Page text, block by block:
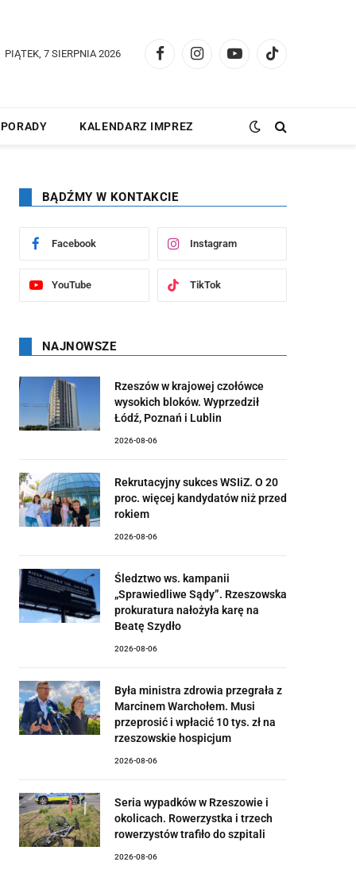
PIĄTEK, 7 SIERPNIA 2026
FacebookInstagramYouTubeTikTok
PORADY KALENDARZ IMPREZ
BĄDŹMY W KONTAKCIE
Facebook Instagram
YouTube TikTok
NAJNOWSZE
Rzeszów w krajowej czołówce
wysokich bloków. Wyprzedził
Łódź, Poznań i Lublin
2026-08-06
Rekrutacyjny sukces WSIiZ. O 20
proc. więcej kandydatów niż przed
rokiem
2026-08-06
Śledztwo ws. kampanii
„Sprawiedliwe Sądy”. Rzeszowska
prokuratura nałożyła karę na
Beatę Szydło
2026-08-06
Była ministra zdrowia przegrała z
Marcinem Warchołem. Musi
przeprosić i wpłacić 10 tys. zł na
rzeszowskie hospicjum
2026-08-06
Seria wypadków w Rzeszowie i
okolicach. Rowerzystka i trzech
rowerzystów trafiło do szpitali
2026-08-06